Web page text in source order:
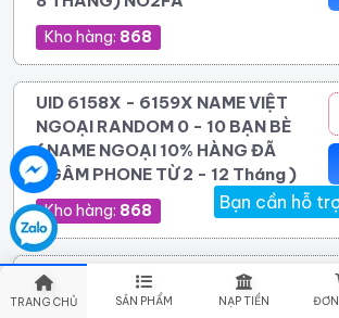
Bạn cần hỗ
TRANG CHỦ SẢN PHẨM NẠP TIỀN
Kho hàng: 868
UID 6158X - 6159X NAME VIỆT
NGOẠI RANDOM 0 - 10 BẠN BÈ
( NAME NGOẠI 10% HÀNG ĐÃ
NGÂM PHONE TỪ 2 - 12 Tháng )
Kho hàng: 868
Vie 2025 - 2026 - 2FA - add
hotmailtrust - cực trâu .Trên 18 Tuổi